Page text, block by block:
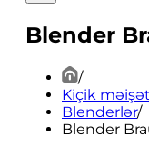
Blender
/
Kiçik
Blenderlər/
Blender